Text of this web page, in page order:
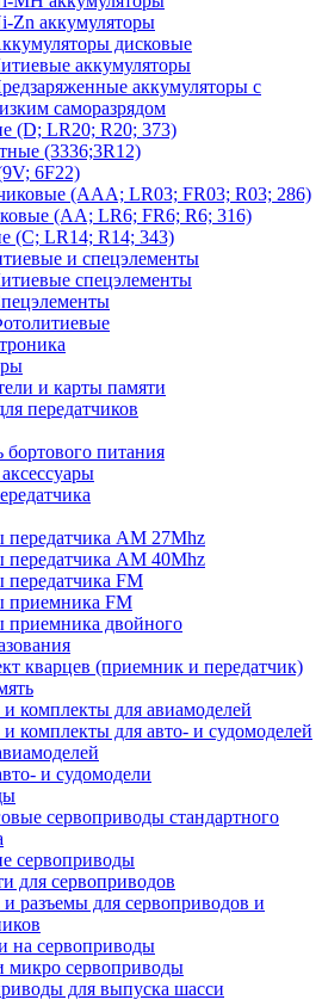
Zn аккумуляторы
дисковые
аккумуляторы
аккумуляторы с
саморазрядом
(D; LR20; R20; 373)
(3336;3R12)
6F22)
(AAA; LR03; FR03; R03; 286)
(AA; LR6; FR6; R6; 316)
(C; LR14; R14; 343)
и спецэлементы
спецэлементы
и карты памяти
передатчиков
питания
передатчика AM 27Mhz
передатчика AM 40Mhz
FM
приемника FM
приемника двойного
кварцев (приемник и передатчик)
комплекты для авиамоделей
комплекты для авто- и судомоделей
и судомодели
сервоприводы стандартного
сервоприводы
для сервоприводов
разъемы для сервоприводов и
на сервоприводы
сервоприводы
для выпуска шасси